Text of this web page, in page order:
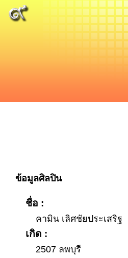
ข้อมูลศิลปิน
ชื่อ :
คามิน เลิศชัยประเสริฐ
เกิด :
2507 ลพบุรี